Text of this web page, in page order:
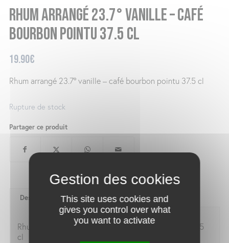
Rhum arrangé 23.7° vanille – café
bourbon pointu 37.5 cl
19.90€
Rhum arrangé 23.7° vanille – café bourbon pointu 37.5 cl
Rupture de stock
Partager ce produit
Description
Rhum arrangé 23.7° vanille – café bourbon pointu 37.5
cl
This site uses cookies and
gives you control over what
you want to activate